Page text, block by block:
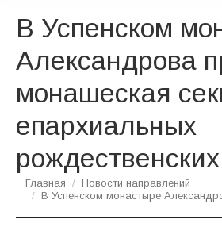
В Успенском
Александрова
монашеская
епархиальных
Вы здесь:
Главная
Новости направлений
В Успенском монастыре